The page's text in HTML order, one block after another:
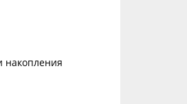
накопления